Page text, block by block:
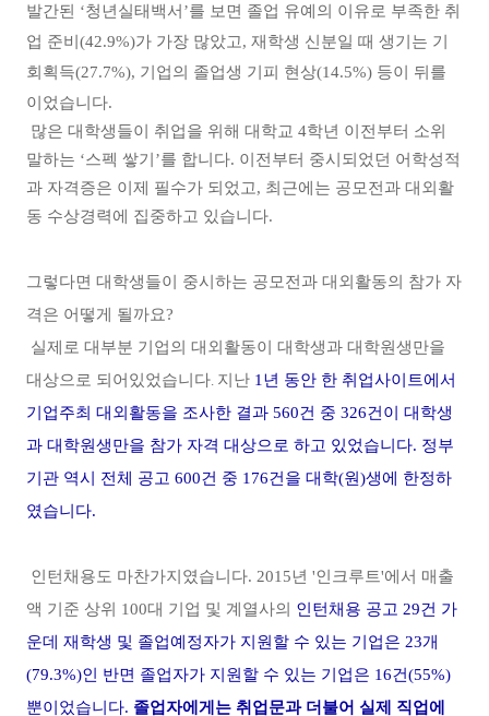
발간된 ‘청년실태백서’를 보면 졸업 유예의 이유로 부족한 취
업 준비(42.9%)가 가장 많았고, 재학생 신분일 때 생기는 기
회획득(27.7%), 기업의 졸업생 기피 현상(14.5%) 등이 뒤를
이었습니다.
많은 대학생들이 취업을 위해 대학교 4학년 이전부터 소위
말하는 ‘스펙 쌓기’를 합니다. 이전부터 중시되었던 어학성적
과 자격증은 이제 필수가 되었고, 최근에는 공모전과 대외활
동 수상경력에 집중하고 있습니다.
그렇다면 대학생들이 중시하는 공모전과 대외활동의 참가 자
격은 어떻게 될까요?
실제로 대부분 기업의 대외활동이 대학생과 대학원생만을
대상으로 되어있었습니다 지난 1 년 동안 한 취업사이트에서
기업주최 대외활동을 조사한 결과 560건 중 326건이 대학생
과 대학원생만을 참가 자격 대상으로 하고 있었습니다. 정부
기관 역시 전체 공고 600건 중 176건을 대학(원)생에 한정하
였습니다.
인턴채용도 마찬가지였습니다. 2015년 '인크루트'에서 매출
액 기준 상위 100대 기업 및 계열사의 인턴채용 공고 29건 가
운데 재학생 및 졸업예정자가 지원할 수 있는 기업은 23개
(79.3%)인 반면 졸업자가 지원할 수 있는 기업은 16건(55%)
뿐이었습니다. 졸업자에게는 취업문과 더불어 실제 직업에